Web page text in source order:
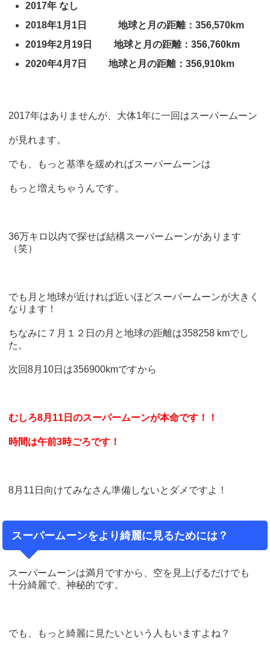
2017年 なし
2018年1月1日 地球と月の距離：356,570km
2019年2月19日 地球と月の距離：356,760km
2020年4月7日 地球と月の距離：356,910km
2017年はありませんが、大体1年に一回はスーパームーン
が見れます。
でも、もっと基準を緩めればスーパームーンは
もっと増えちゃうんです。
36万キロ以内で探せば結構スーパームーンがあります
（笑）
でも月と地球が近ければ近いほどスーパームーンが大きく
なります！
ちなみに７月１２日の月と地球の距離は358258 kmでし
た。
次回8月10日は356900kmですから
むしろ8月11日のスーパームーンが本命です！！
時間は午前3時ごろです！
8月11日向けてみなさん準備しないとダメですよ！
スーパームーンをより綺麗に見るためには？
スーパームーンは満月ですから、空を見上げるだけでも
十分綺麗で、神秘的です。
でも、もっと綺麗に見たいという人もいますよね？